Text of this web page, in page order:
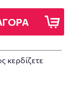
κερδίζετε